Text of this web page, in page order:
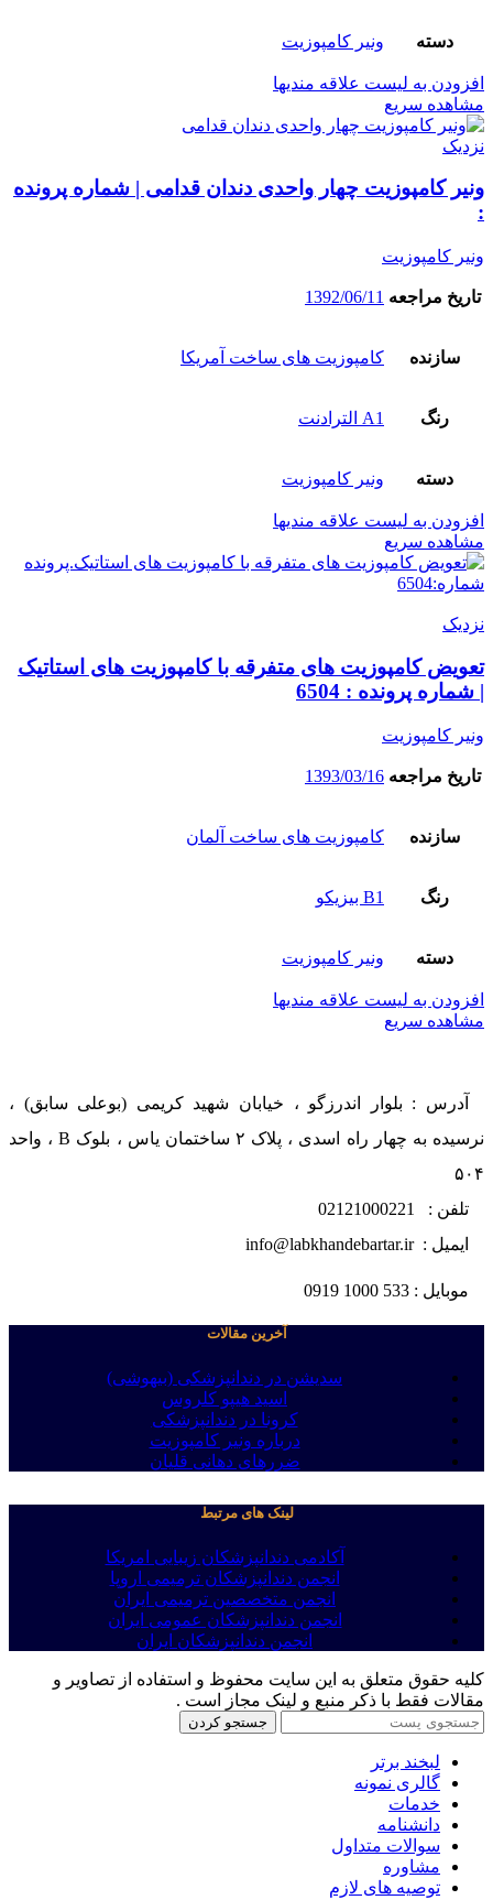
دسته ونیر کامپوزیت
افزودن به لیست علاقه مندیها
مشاهده سریع
نزدیک
ونیر کامپوزیت چهار واحدی دندان قدامی | شماره پرونده
:
ونیر کامپوزیت
تاریخ مراجعه 1392/06/11
سازنده کامپوزیت های ساخت آمریکا
رنگ A1 الترادنت
دسته ونیر کامپوزیت
افزودن به لیست علاقه مندیها
مشاهده سریع
نزدیک
تعویض کامپوزیت های متفرقه با کامپوزیت های استاتیک
| شماره پرونده : 6504
ونیر کامپوزیت
تاریخ مراجعه 1393/03/16
سازنده کامپوزیت های ساخت آلمان
رنگ B1 بیزیکو
دسته ونیر کامپوزیت
افزودن به لیست علاقه مندیها
مشاهده سریع
آدرس : بلوار اندرزگو ، خیابان شهید کریمی (بوعلی سابق) ،
نرسیده به چهار راه اسدی ، پلاک ۲ ساختمان یاس ، بلوک B ، واحد
۵۰۴
تلفن : 02121000221
ایمیل : info@labkhandebartar.ir
موبایل : 533 1000 0919
آخرین مقالات
سدیشن در دندانپزشکی (بیهوشی)
اسید هیپو کلروس
کرونا در دندانپزشکی
درباره ونیر کامپوزیت
ضررهای دهانی قلیان
لینک های مرتبط
آکادمی دندانپزشکان زیبایی امریکا
انجمن دندانپزشکان ترمیمی اروپا
انجمن متخصصین ترمیمی ایران
انجمن دندانپزشکان عمومی ایران
انجمن دندانپزشکان ایران
کلیه حقوق متعلق به این سایت محفوظ و استفاده از تصاویر و
مقالات فقط با ذکر منبع و لینک مجاز است .
جستجو کردن
لبخند برتر
گالری نمونه
خدمات
دانشنامه
سوالات متداول
مشاوره
توصیه های لازم